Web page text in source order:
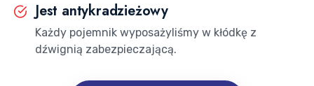
Jest antykradzieżowy
Każdy pojemnik wyposażyliśmy w kłódkę z
dźwignią zabezpieczającą.